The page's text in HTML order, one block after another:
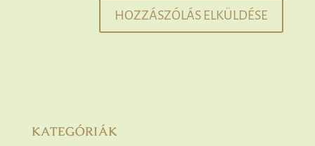
KATEGÓRIÁK